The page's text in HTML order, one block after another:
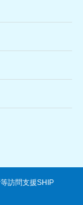
訪問支援SHIP